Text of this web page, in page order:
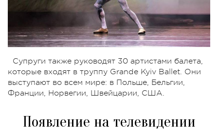
Супруги также руководят 30 артистами балета,
которые входят в труппу Grande Kyiv Ballet. Они
выступают во всем мире: в Польше, Бельгии,
Франции, Норвегии, Швейцарии, США.
Появление на телевидении